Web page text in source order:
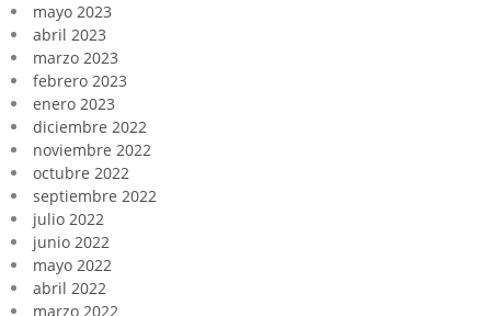
mayo 2023
abril 2023
marzo 2023
febrero 2023
enero 2023
diciembre 2022
noviembre 2022
octubre 2022
septiembre 2022
julio 2022
junio 2022
mayo 2022
abril 2022
marzo 2022